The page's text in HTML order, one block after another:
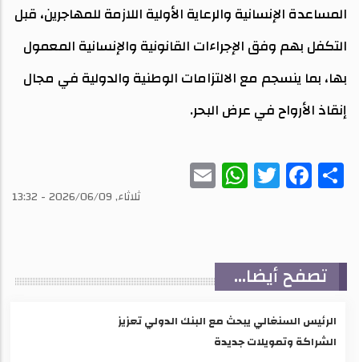
المساعدة الإنسانية والرعاية الأولية اللازمة للمهاجرين، قبل
التكفل بهم وفق الإجراءات القانونية والإنسانية المعمول
بها، بما ينسجم مع الالتزامات الوطنية والدولية في مجال
إنقاذ الأرواح في عرض البحر.
Share
Facebook
Twitter
WhatsAppثلاثاء, 2026/06/09 - 13:32
تصفح أيضا...
الرئيس السنغالي يبحث مع البنك الدولي تعزيز
الشراكة وتمويلات جديدة